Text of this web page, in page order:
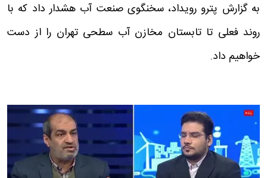
به گزارش پترو رویداد، سخنگوی صنعت آب هشدار داد که با
روند فعلی تا تابستان مخازن آب سطحی تهران را از دست
خواهیم داد.